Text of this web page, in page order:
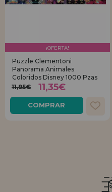
¡OFERTA!
Puzzle Clementoni
Panorama Animales
Coloridos Disney 1000 Pzas
11,95€
11,35€
COMPRAR